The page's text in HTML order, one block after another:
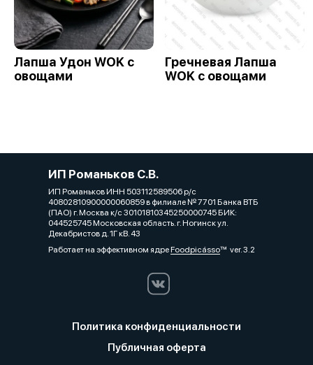
Лапша Удон WOK с
овощами
Гречневая Лапша
WOK с овощами
ИП Романьков С.В.
ИП Романьков ИНН 503112589506 р/с
40802810900000060859 в филиале № 7701 Банка ВТБ
(ПАО) г. Москва к/с 30101810345250000745 БИК:
044525745 Московская область. г. Ногинск ул.
Декабристов д. 1Г кВ. 43
Работает на эффективном ядреFoodpicássover. 3.2
Политика конфиденциальности
Публичная оферта